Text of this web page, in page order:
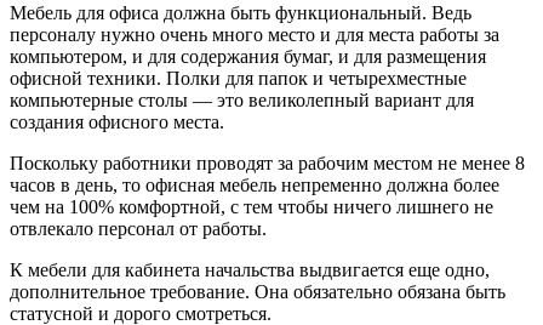
Мебель для офиса должна быть функциональный. Ведь
персоналу нужно очень много место и для места работы за
компьютером, и для содержания бумаг, и для размещения
офисной техники. Полки для папок и четырехместные
компьютерные столы — это великолепный вариант для
создания офисного места.
Поскольку работники проводят за рабочим местом не менее 8
часов в день, то офисная мебель непременно должна более
чем на 100% комфортной, с тем чтобы ничего лишнего не
отвлекало персонал от работы.
К мебели для кабинета начальства выдвигается еще одно,
дополнительное требование. Она обязательно обязана быть
статусной и дорого смотреться.